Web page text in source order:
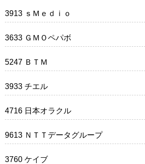
3913 ｓＭｅｄｉｏ
3633 ＧＭＯペパボ
5247 ＢＴＭ
3933 チエル
4716 日本オラクル
9613 ＮＴＴデータグループ
3760 ケイブ